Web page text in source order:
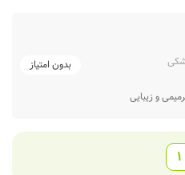
بدون امتیاز
و زیبایی
1